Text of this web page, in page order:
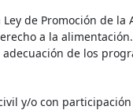
de Promoción de la
a la
de los
y/o con